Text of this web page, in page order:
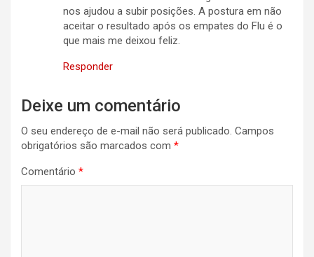
nos ajudou a subir posições. A postura em não
aceitar o resultado após os empates do Flu é o
que mais me deixou feliz.
Responder
Deixe um comentário
O seu endereço de e-mail não será publicado. Campos
obrigatórios são marcados com *
Comentário *